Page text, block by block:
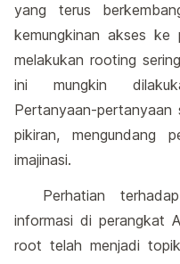
yang terus
kemungkinan akses
melakukan rooting
ini mungkin
Pertanyaan-pertanyaan
pikiran, mengundang
imajinasi.
Perhatian
informasi di perangkat
root telah menjadi